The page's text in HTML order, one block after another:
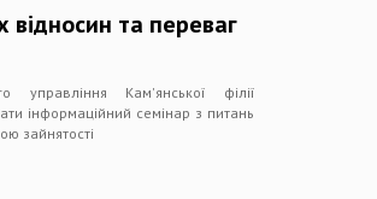
відносин та переваг
Кам'янської філії
інформаційний семінар з питань
зайнятості